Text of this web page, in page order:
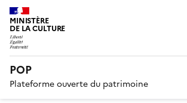
MINISTÈRE
DE LA CULTURE
POP
Plateforme ouverte du patrimoine